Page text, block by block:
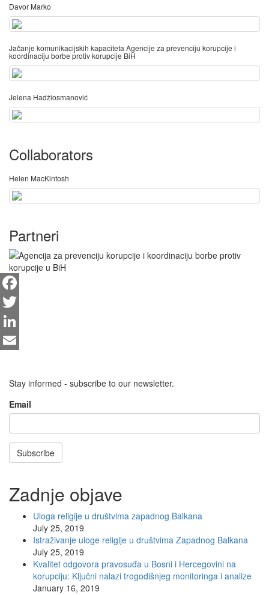
Davor Marko
Jačanje komunikacijskih kapaciteta Agencije za prevenciju korupcije i
koordinaciju borbe protiv korupcije BiH
Jelena Hadžiosmanović
Collaborators
Helen MacKintosh
Partneri
Facebook
Twitter
LinkedIn
Stay informed - subscribe to our newsletter.
Email
Subscribe
Zadnje objave
Uloga religije u društvima zapadnog Balkana
July 25, 2019
Istraživanje uloge religije u društvima Zapadnog Balkana
July 25, 2019
Kvalitet odgovora pravosuđa u Bosni i Hercegovini na
korupciju: Ključni nalazi trogodišnjeg monitoringa i analize
January 16, 2019